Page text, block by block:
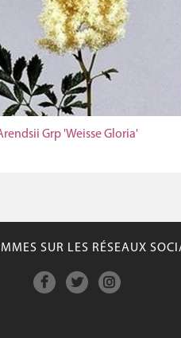
Grp 'Weisse Gloria'
SUR LES RÉSEAUX